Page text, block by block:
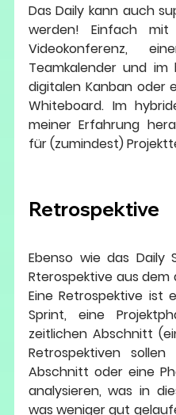
Das Daily kann auch
werden! Einfach mit
Videokonferenz,
Teamkalender und
digitalen Kanban oder
Whiteboard. Im
meiner Erfahrung
für (zumindest)
Retrospektive
Ebenso wie das
Rterospektive aus dem
Eine Retrospektive ist
Sprint, eine
zeitlichen Abschnitt
Retrospektiven
Abschnitt oder eine
analysieren, was in
was weniger gut